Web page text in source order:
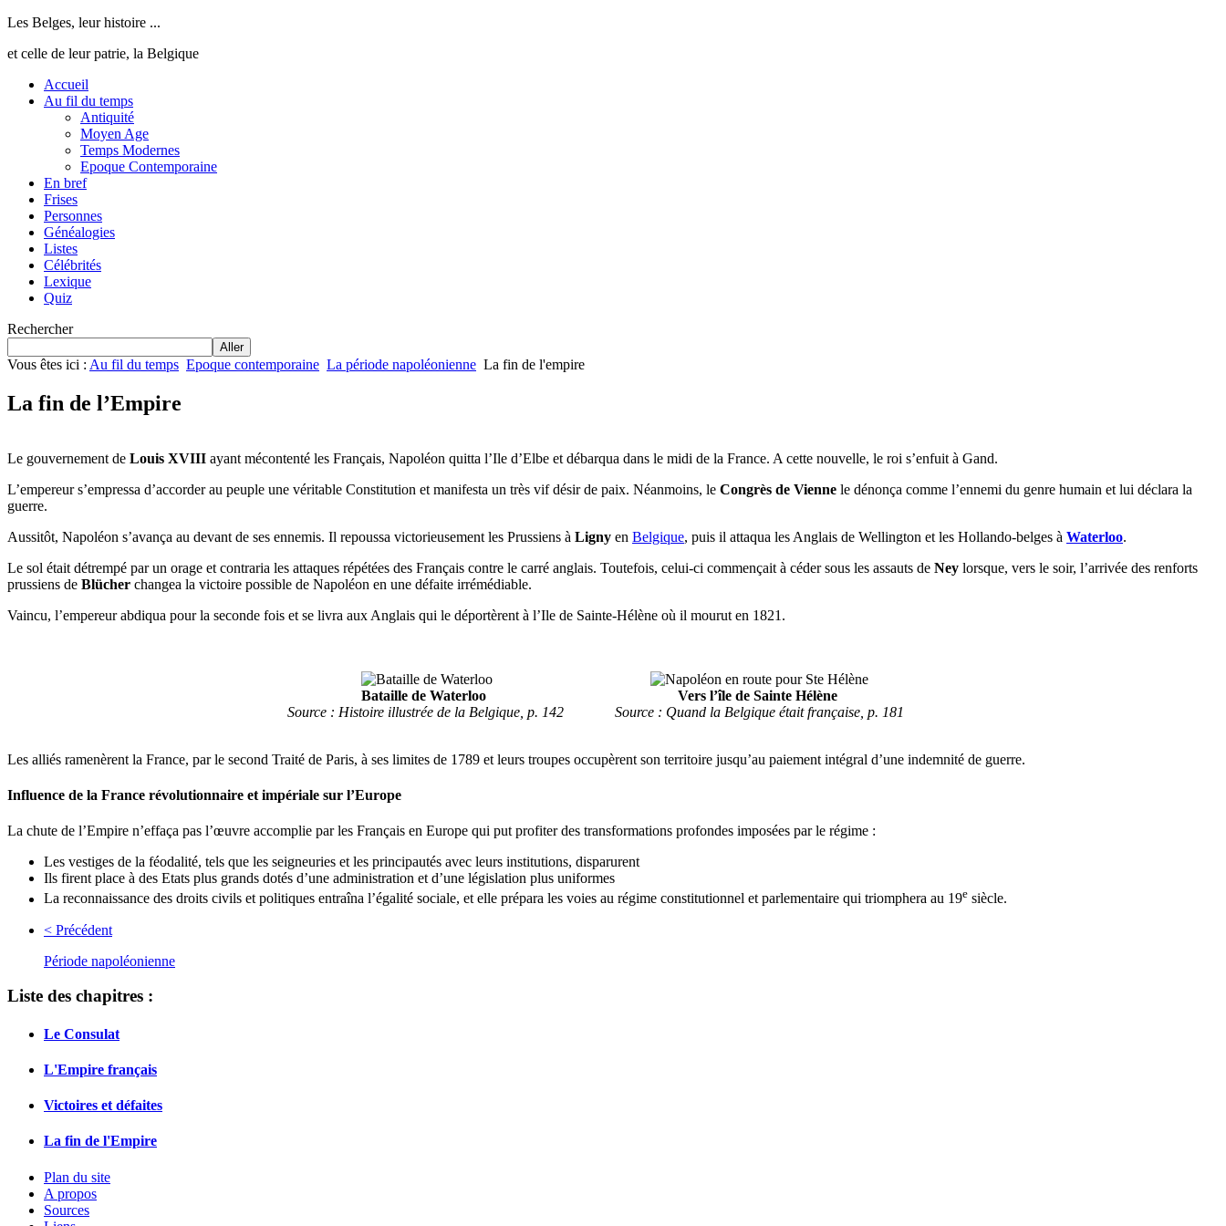
Les Belges, leur histoire ...
et celle de leur patrie, la Belgique
Accueil
Au fil du temps
Antiquité
Moyen Age
Temps Modernes
Epoque Contemporaine
En bref
Frises
Personnes
Généalogies
Listes
Célébrités
Lexique
Quiz
Rechercher
Aller
Vous êtes ici : Au fil du temps Epoque contemporaine La période napoléonienne La fin de l'empire
La fin de l’Empire
Le gouvernement de Louis XVIII ayant mécontenté les Français, Napoléon quitta l’Ile d’Elbe et débarqua dans le midi de la France. A cette nouvelle, le roi s’enfuit à Gand.
L’empereur s’empressa d’accorder au peuple une véritable Constitution et manifesta un très vif désir de paix. Néanmoins, le Congrès de Vienne le dénonça comme l’ennemi du genre humain et lui déclara la
guerre.
Aussitôt, Napoléon s’avança au devant de ses ennemis. Il repoussa victorieusement les Prussiens à Ligny en Belgique, puis il attaqua les Anglais de Wellington et les Hollando-belges à Waterloo.
Le sol était détrempé par un orage et contraria les attaques répétées des Français contre le carré anglais. Toutefois, celui-ci commençait à céder sous les assauts de Ney lorsque, vers le soir, l’arrivée des renforts
prussiens de Blücher changea la victoire possible de Napoléon en une défaite irrémédiable.
Vaincu, l’empereur abdiqua pour la seconde fois et se livra aux Anglais qui le déportèrent à l’Ile de Sainte-Hélène où il mourut en 1821.
Bataille de Waterloo
Source : Histoire illustrée de la Belgique, p. 142
Vers l’île de Sainte Hélène
Source : Quand la Belgique était française, p. 181
Les alliés ramenèrent la France, par le second Traité de Paris, à ses limites de 1789 et leurs troupes occupèrent son territoire jusqu’au paiement intégral d’une indemnité de guerre.
Influence de la France révolutionnaire et impériale sur l’Europe
La chute de l’Empire n’effaça pas l’œuvre accomplie par les Français en Europe qui put profiter des transformations profondes imposées par le régime :
Les vestiges de la féodalité, tels que les seigneuries et les principautés avec leurs institutions, disparurent
Ils firent place à des Etats plus grands dotés d’une administration et d’une législation plus uniformes
La reconnaissance des droits civils et politiques entraîna l’égalité sociale, et elle prépara les voies au régime constitutionnel et parlementaire qui triomphera au 19e siècle.
< Précédent
Période napoléonienne
Liste des chapitres :
Le Consulat
L'Empire français
Victoires et défaites
La fin de l'Empire
Plan du site
A propos
Sources